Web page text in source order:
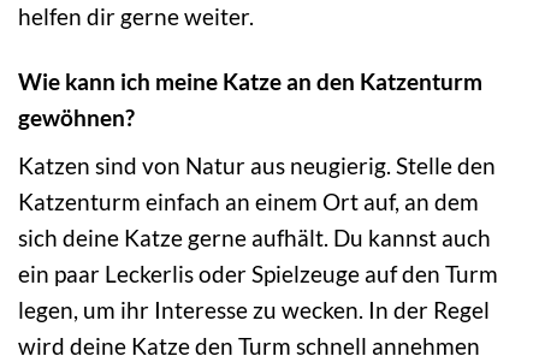
helfen dir gerne weiter.
Wie kann ich meine Katze an den Katzenturm
gewöhnen?
Katzen sind von Natur aus neugierig. Stelle den
Katzenturm einfach an einem Ort auf, an dem
sich deine Katze gerne aufhält. Du kannst auch
ein paar Leckerlis oder Spielzeuge auf den Turm
legen, um ihr Interesse zu wecken. In der Regel
wird deine Katze den Turm schnell annehmen